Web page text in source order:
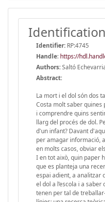
Identifier: RP:4745
Handle: https://
Authors:Saltó
Abstract:
La mort i el dol són dos
Costa molt saber quines
i comprendre quins
llarg del procés de dol.
d'un infant? Davant
per amagar informació,
en molts casos, obviar
I en tot això, quin paper
que es planteja una
espai adient, a analitzar
el dol a l’escola i a
tenen per tal de